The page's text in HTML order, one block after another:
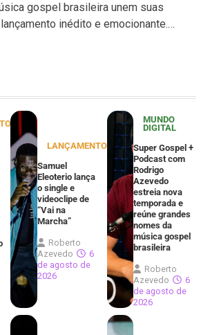
gospel brasileira unem suas
inédito e emocionante.…
LANÇAMENTOS
Samuel
Eleoterio lança
o single e
videoclipe de
“Vai na
Marcha”
Roberto
Azevedo
6
de agosto de
2026
MUNDO
DIGITAL
Super Gospel +
Podcast com
Rodrigo
Azevedo
estreia nova
temporada e
reúne grandes
nomes da
música gospel
brasileira
Roberto
Azevedo
6
de agosto de
2026